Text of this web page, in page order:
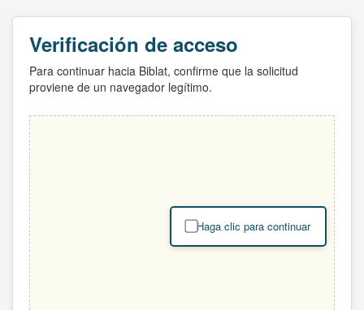
Verificación de acceso
Para continuar hacia Biblat, confirme que la solicitud
proviene de un navegador legítimo.
Haga clic para continuar